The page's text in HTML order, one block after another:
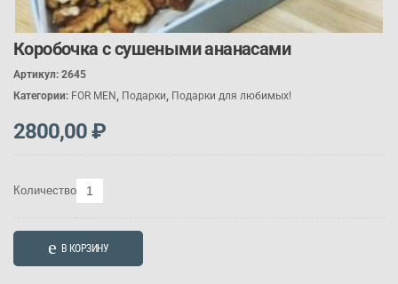
Коробочка с сушеными ананасами
Артикул: 2645
Категории: FOR MEN , Подарки, Подарки для любимых!
2800,00₽
КоличествоКоличество
Коробочка
В КОРЗИНУ